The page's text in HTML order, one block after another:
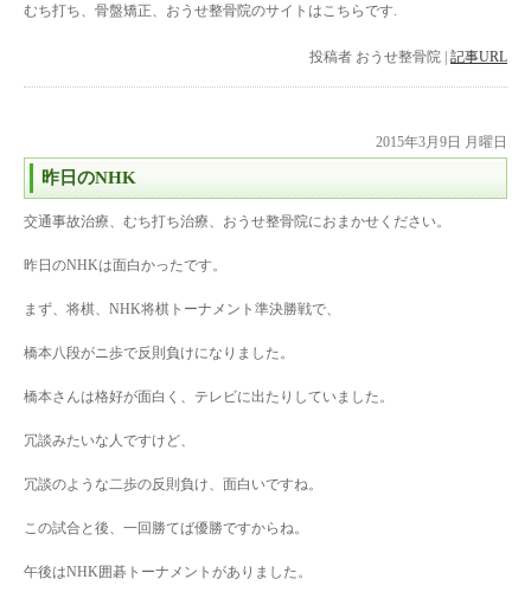
むち打ち、骨盤矯正、おうせ整骨院のサイトはこちらです.
投稿者 おうせ整骨院 | 記事URL
2015年3月9日 月曜日
昨日のNHK
交通事故治療、むち打ち治療、おうせ整骨院におまかせください。
昨日のNHKは面白かったです。
まず、将棋、NHK将棋トーナメント準決勝戦で、
橋本八段がニ歩で反則負けになりました。
橋本さんは格好が面白く、テレビに出たりしていました。
冗談みたいな人ですけど、
冗談のような二歩の反則負け、面白いですね。
この試合と後、一回勝てば優勝ですからね。
午後はNHK囲碁トーナメントがありました。